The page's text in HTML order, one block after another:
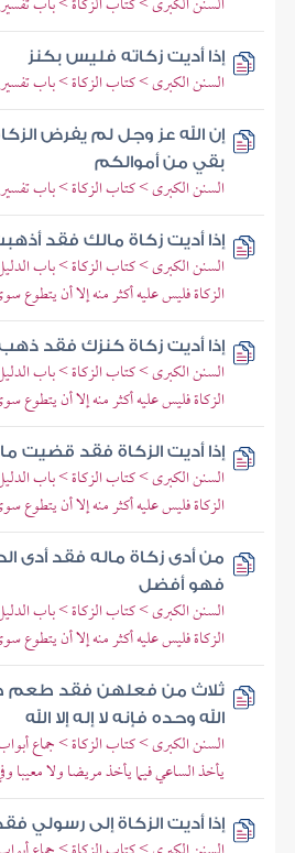
إذا أديت زكاته فليس بكنز
السنن الكبرى > كتاب الزكاة > باب
إن الله عز وجل لم يفرض
بقي من أموالكم
السنن الكبرى > كتاب الزكاة > باب
إذا أديت زكاة مالك فقد
السنن الكبرى > كتاب الزكاة > باب
الزكاة فليس عليه أكثر منه إلا أن يتطوع
إذا أديت زكاة كنزك فقد
السنن الكبرى > كتاب الزكاة > باب
الزكاة فليس عليه أكثر منه إلا أن يتطوع
إذا أديت الزكاة فقد قضيت
السنن الكبرى > كتاب الزكاة > باب
الزكاة فليس عليه أكثر منه إلا أن يتطوع
من أدى زكاة ماله فقد أدى
فهو أفضل
السنن الكبرى > كتاب الزكاة > باب
الزكاة فليس عليه أكثر منه إلا أن يتطوع
ثلاث من فعلهن فقد طعم
الله وحده فإنه لا إله إلا الله
السنن الكبرى > كتاب الزكاة > جماع
يأخذ الساعي فيما يأخذ مريضا ولا
إذا أديت الزكاة إلى رسولي